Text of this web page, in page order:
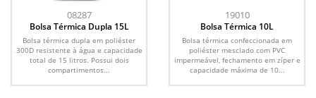
08287
Bolsa Térmica Dupla 15L
Bolsa térmica dupla em poliéster
300D resistente à água e capacidade
total de 15 litros. Possui dois
compartimentos...
19010
Bolsa Térmica 10L
Bolsa térmica confeccionada em
poliéster mesclado com PVC
impermeável, fechamento em zíper e
capacidade máxima de 10...